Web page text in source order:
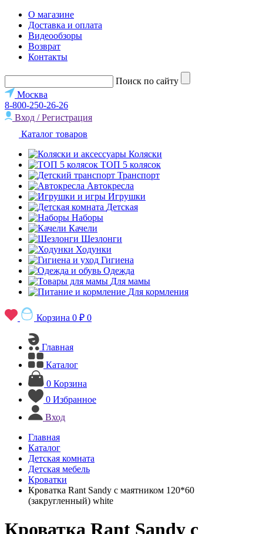
О магазине
Доставка и оплата
Видеообзоры
Возврат
Контакты
Поиск по сайту
Москва
8-800-250-26-26
Вход / Регистрация
Каталог товаров
Коляски
ТОП 5 колясок
Транспорт
Автокресла
Игрушки
Детская
Наборы
Качели
Шезлонги
Ходунки
Гигиена
Одежда
Для мамы
Для кормления
Корзина 0 ₽ 0
Главная
Каталог
0 Корзина
0 Избранное
Вход
Главная
Каталог
Детская комната
Детская мебель
Кроватки
Кроватка Rant Sandy с маятником 120*60
(закругленный) white
Кроватка Rant Sandy с